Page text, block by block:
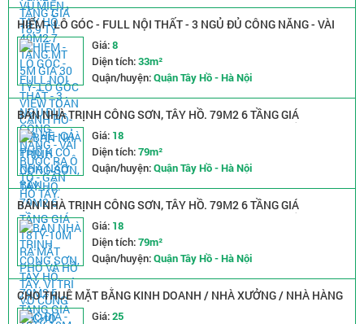
HIẾM - LÔ GÓC - FULL NỘI THẤT - 3 NGỦ ĐỦ CÔNG NĂNG - VÀI
BƯỚC RA Ô TÔ - GẦN HỒ TÂY.
Giá:8
Diện tích:33m²
Quận/huyện:Quận Tây Hồ - Hà Nội
BÁN NHÀ TRỊNH CÔNG SƠN, TÂY HỒ. 79M2 6 TẦNG GIÁ
18TỶ-10M RA MẶT PHỐ VÀ HỒ TÂY. VỊ TRÍ VÔ CÙNG ĐẮC ĐỊA -
HIẾM NHÀ BÁN .
Giá: 18
Diện tích:79m²
Quận/huyện:Quận Tây Hồ - Hà Nội
BÁN NHÀ TRỊNH CÔNG SƠN, TÂY HỒ. 79M2 6 TẦNG GIÁ
18TỶ-10M RA MẶT PHỐ VÀ HỒ TÂY. VỊ TRÍ VÔ CÙNG ĐẮC ĐỊA -
HIẾM NHÀ BÁN .
Giá: 18
Diện tích:79m²
Quận/huyện:Quận Tây Hồ - Hà Nội
CHO THUÊ MẶT BẰNG KINH DOANH / NHÀ XƯỞNG / NHÀ HÀNG
– 300M² – LẠC LONG QUÂN, GẦN CÔNG VIÊN NƯỚC HỒ TÂY
Giá:25